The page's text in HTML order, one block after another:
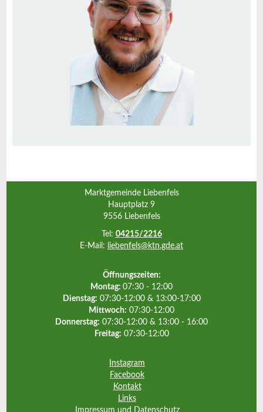
Marktgemeinde Liebenfels
Hauptplatz 9
9556 Liebenfels
Tel: 04215/2216
E-Mail:
liebenfels@ktn.gde.at
Öffnungszeiten:
Montag: 07:30 - 12:00
Dienstag: 07:30-12:00 & 13:00-17:00
Mittwoch: 07:30-12:00
Donnerstag: 07:30-12:00 & 13:00 - 16:00
Freitag: 07:30-12:00
Instagram
Facebook
Kontakt
Links
Impressum und Datenschutz